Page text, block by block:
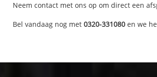
Neem contact met ons op om direct een
Bel vandaag nog met 0320-331080 en we